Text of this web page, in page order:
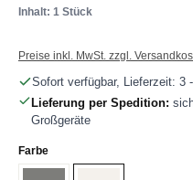
Inhalt: 1 Stück
Preise inkl. MwSt. zzgl.
Sofort verfügbar, Lieferzeit: 3
Lieferung per Spedition:
Großgeräte
Farbeauswählen